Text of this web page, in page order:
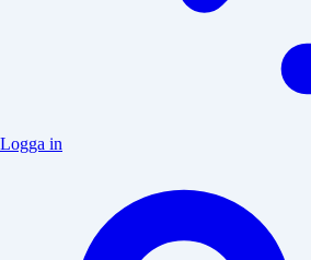
Logga in